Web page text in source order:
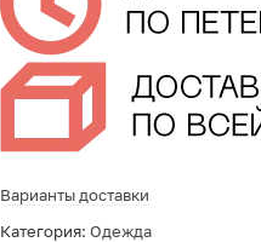
Варианты доставки
Категория: Одежда